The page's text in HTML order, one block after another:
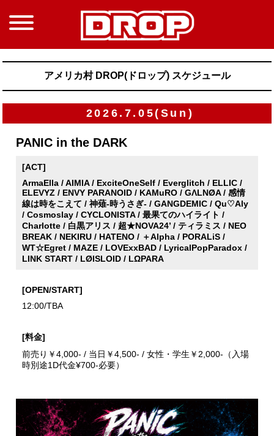
アメリカ村 DROP(ドロップ) スケジュール
2026.7.05(Sun)
PANIC in the DARK
[ACT]
ArmaElla / AIMIA / ExciteOneSelf / Everglitch / ELLIC /
ELEVYZ / ENVY PARANOID / KAMuRO / GΛLNØA / 感情
線は時をこえて / 神薙-時うさぎ- / GANGDEMIC / Qu♡Aly
/ Cosmoslay / CYCLONISTA / 最果てのハイライト /
Charlotte / 白黒アリス / 超★NOVA24’ / ティラミス / NEO
BREAK / NEKIRU / HATENO / ＋Alpha / PORALiS /
WT☆Egret / MAZE / LOVExxBAD / LyricalPopParadox /
LINK START / LØISLOID / LΩPARA
[OPEN/START]
12:00/TBA
[料金]
前売り￥4,000- / 当日￥4,500- / 女性・学生￥2,000-（入場
時別途1D代金¥700-必要）